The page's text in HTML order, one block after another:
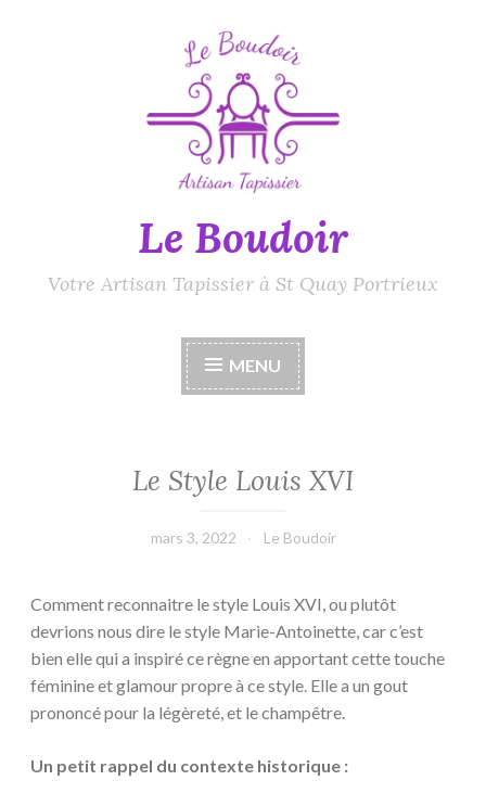
Le Boudoir
Votre Artisan Tapissier à St Quay Portrieux
MENU
Le Style Louis XVI
mars 3, 2022 Le Boudoir
Comment reconnaitre le style Louis XVI, ou plutôt
devrions nous dire le style Marie-Antoinette, car c’est
bien elle qui a inspiré ce règne en apportant cette touche
féminine et glamour propre à ce style. Elle a un gout
prononcé pour la légèreté, et le champêtre.
Un petit rappel du contexte historique :